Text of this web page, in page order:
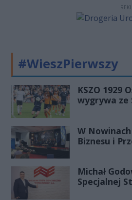
muzycznych
kieleckiej
największych
lat.
#WieszPierwszy
KSZO 1929
wygrywa ze
W
Biznesu i
Michał
Specjalnej